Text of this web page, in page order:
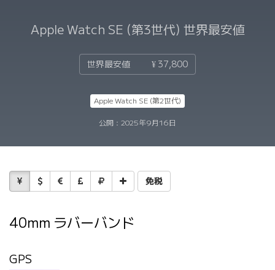
Apple Watch SE (第3世代) 世界最安値
世界最安値 ¥ 37,800
Apple Watch SE (第2世代)
公開： 2025年9月16日
免税
40mm ラバーバンド
GPS